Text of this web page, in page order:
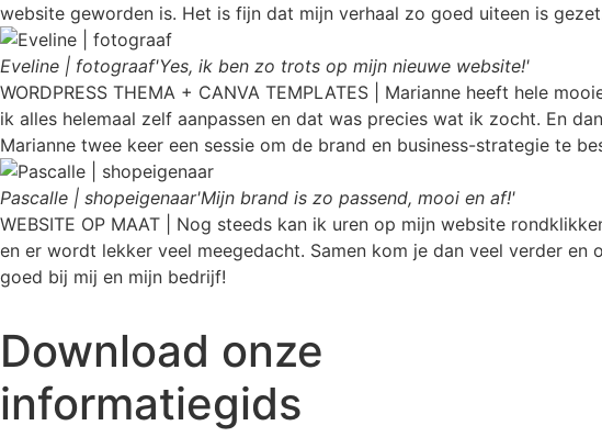
website geworden is. Het is fijn dat mijn verhaal zo goed uiteen is
Eveline | fotograaf'Yes, ik ben zo trots op mijn nieuwe website!'
WORDPRESS THEMA + CANVA TEMPLATES | Marianne heeft hele
ik alles helemaal zelf aanpassen en dat was precies wat ik zocht. En
Marianne twee keer een sessie om de brand en business-strategie te
Pascalle | shopeigenaar'Mijn brand is zo passend, mooi en af!'
WEBSITE OP MAAT | Nog steeds kan ik uren op mijn website
en er wordt lekker veel meegedacht. Samen kom je dan veel verder
goed bij mij en mijn bedrijf!
Download onze
informatiegids